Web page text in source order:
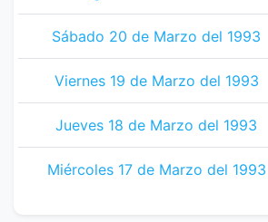
Sábado 20 de Marzo del 1993
Viernes 19 de Marzo del 1993
Jueves 18 de Marzo del 1993
Miércoles 17 de Marzo del 1993